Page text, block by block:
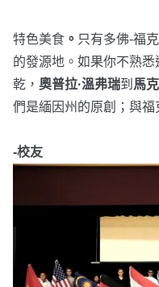
特色美食 。 只有多佛-福
的發源地。如果你不熟
乾， 奧普拉·溫弗瑞到 馬
們是緬因州的原創；與福
-校友